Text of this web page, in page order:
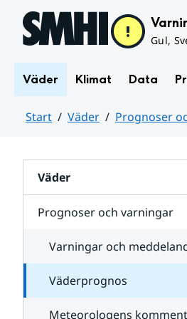
Hoppa till sidans innehåll
Gul,
Väder Klimat Data
Start Väder Prognoser
Väder
Prognoser och varningar
Varningar och
Väderprognos
Meteorologens